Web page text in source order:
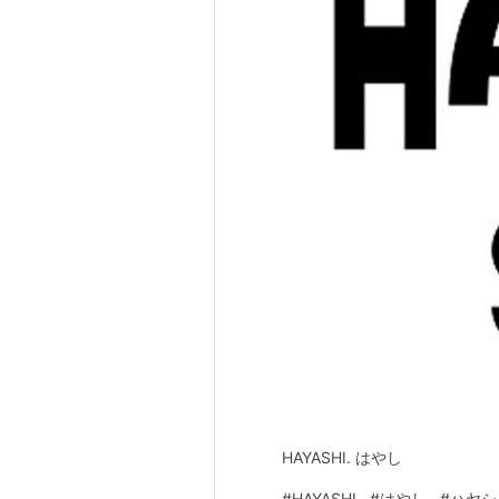
HAYASHI. はやし